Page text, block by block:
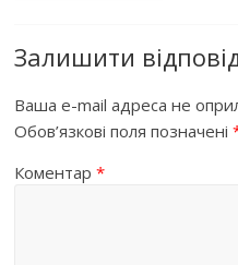
Залишити
Ваша e-mail адреса не
Обов’язкові поля позначені
Коментар*